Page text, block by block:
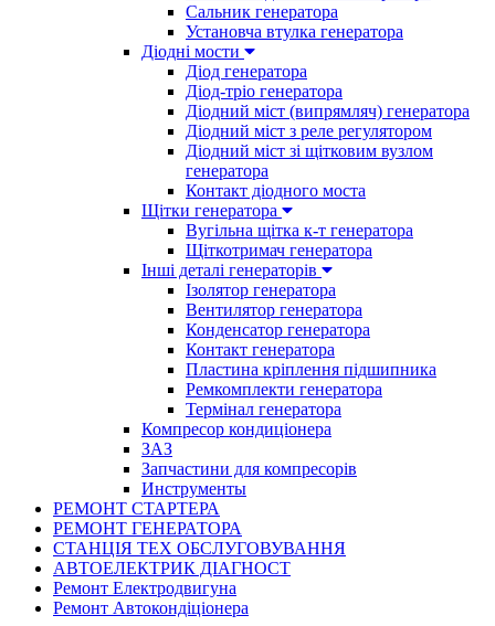
Сальник генератора
Установча втулка генератора
Діодні мости
Діод генератора
Діод-тріо генератора
Діодний міст (випрямляч) генератора
Діодний міст з реле регулятором
Діодний міст зі щітковим вузлом
генератора
Контакт діодного моста
Щітки генератора
Вугільна щітка к-т генератора
Щіткотримач генератора
Інші деталі генераторів
Ізолятор генератора
Вентилятор генератора
Конденсатор генератора
Контакт генератора
Пластина кріплення підшипника
Ремкомплекти генератора
Термінал генератора
Компресор кондиціонера
ЗАЗ
Запчастини для компресорів
Инструменты
РЕМОНТ СТАРТЕРА
РЕМОНТ ГЕНЕРАТОРА
СТАНЦІЯ ТЕХ ОБСЛУГОВУВАННЯ
АВТОЕЛЕКТРИК ДІАГНОСТ
Ремонт Електродвигуна
Ремонт Автокондіціонера